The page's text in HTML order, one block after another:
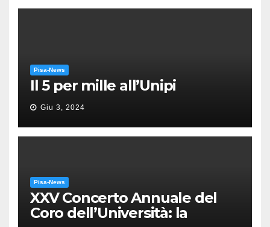
Pisa-News
Il 5 per mille all’Unipi
Giu 3, 2024
Pisa-News
XXV Concerto Annuale del
Coro dell’Università: la